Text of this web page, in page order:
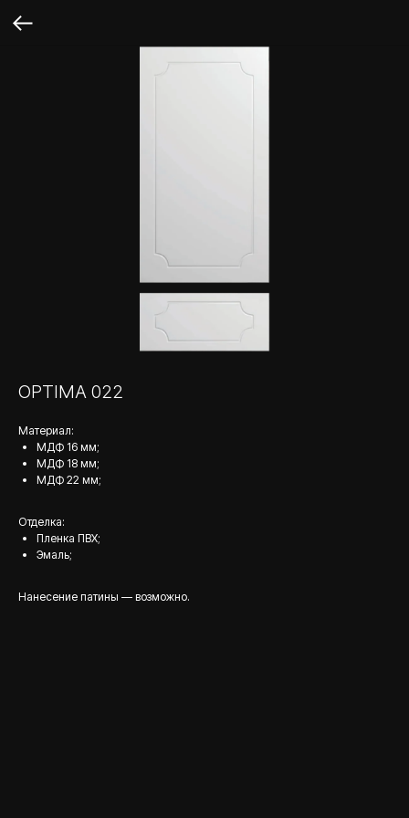
OPTIMA 022
Материал:
МДФ 16 мм;
МДФ 18 мм;
МДФ 22 мм;
Отделка:
Пленка ПВХ;
Эмаль;
Нанесение патины — возможно.